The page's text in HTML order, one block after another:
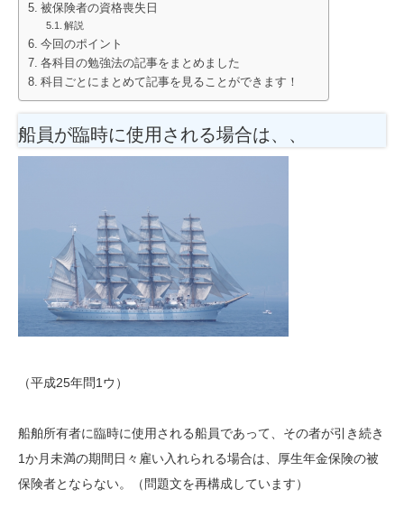
被保険者の資格喪失日
解説
今回のポイント
各科目の勉強法の記事をまとめました
科目ごとにまとめて記事を見ることができます！
船員が臨時に使用される場合は、、
（平成25年問1ウ）
船舶所有者に臨時に使用される船員であって、その者が引き続き
1か月未満の期間日々雇い入れられる場合は、厚生年金保険の被
保険者とならない。（問題文を再構成しています）